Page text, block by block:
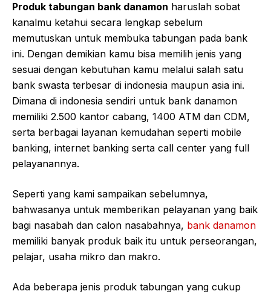
Produk tabungan bank danamon haruslah sobat
kanalmu ketahui secara lengkap sebelum
memutuskan untuk membuka tabungan pada bank
ini. Dengan demikian kamu bisa memilih jenis yang
sesuai dengan kebutuhan kamu melalui salah satu
bank swasta terbesar di indonesia maupun asia ini.
Dimana di indonesia sendiri untuk bank danamon
memiliki 2.500 kantor cabang, 1400 ATM dan CDM,
serta berbagai layanan kemudahan seperti mobile
banking, internet banking serta call center yang full
pelayanannya.
Seperti yang kami sampaikan sebelumnya,
bahwasanya untuk memberikan pelayanan yang baik
bagi nasabah dan calon nasabahnya, bank danamon
memiliki banyak produk baik itu untuk perseorangan,
pelajar, usaha mikro dan makro.
Ada beberapa jenis produk tabungan yang cukup